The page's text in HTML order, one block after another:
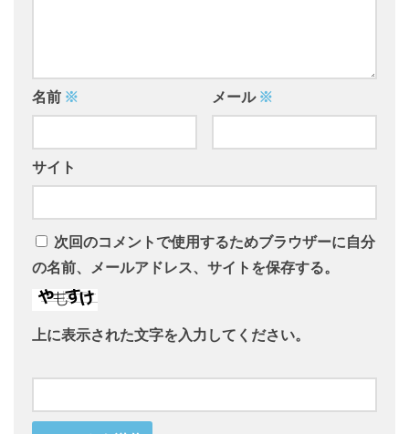
名前 ※ メール ※
サイト
次回のコメントで使用するためブラウザーに自分
の名前、メールアドレス、サイトを保存する。
上に表示された文字を入力してください。